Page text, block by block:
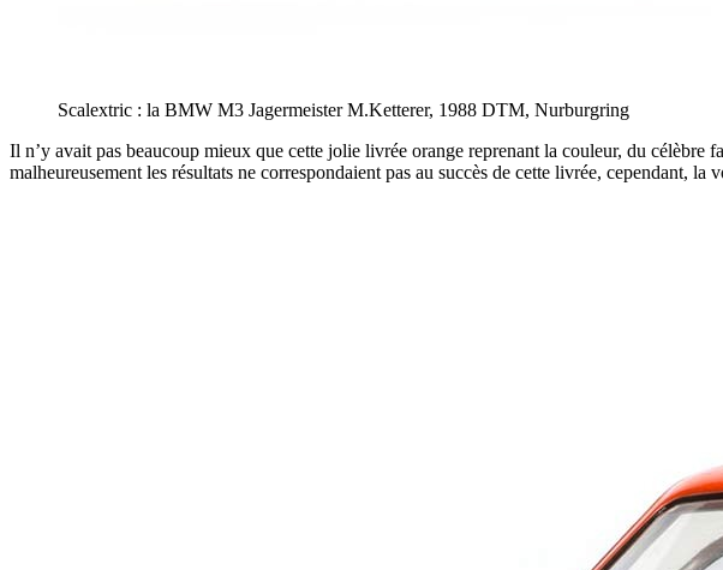
Scalextric : la BMW M3 Jagermeister M.Ketterer, 1988 DTM, Nurburgring
Il n’y avait pas beaucoup mieux que cette jolie livrée orange reprenant la couleur, du
malheureusement les résultats ne correspondaient pas au succès de cette livrée, cependant,